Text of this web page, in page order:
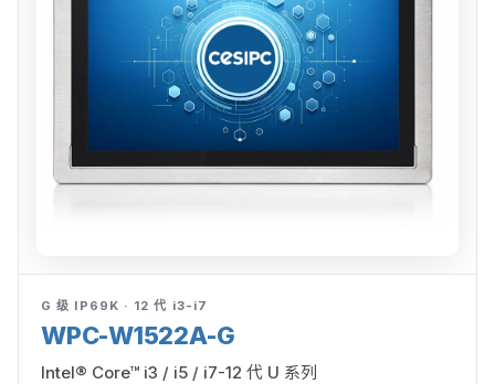
G 级 IP69K · 12 代 i3-i7
WPC-W1522A-G
Intel® Core™ i3 / i5 / i7-12 代 U 系列